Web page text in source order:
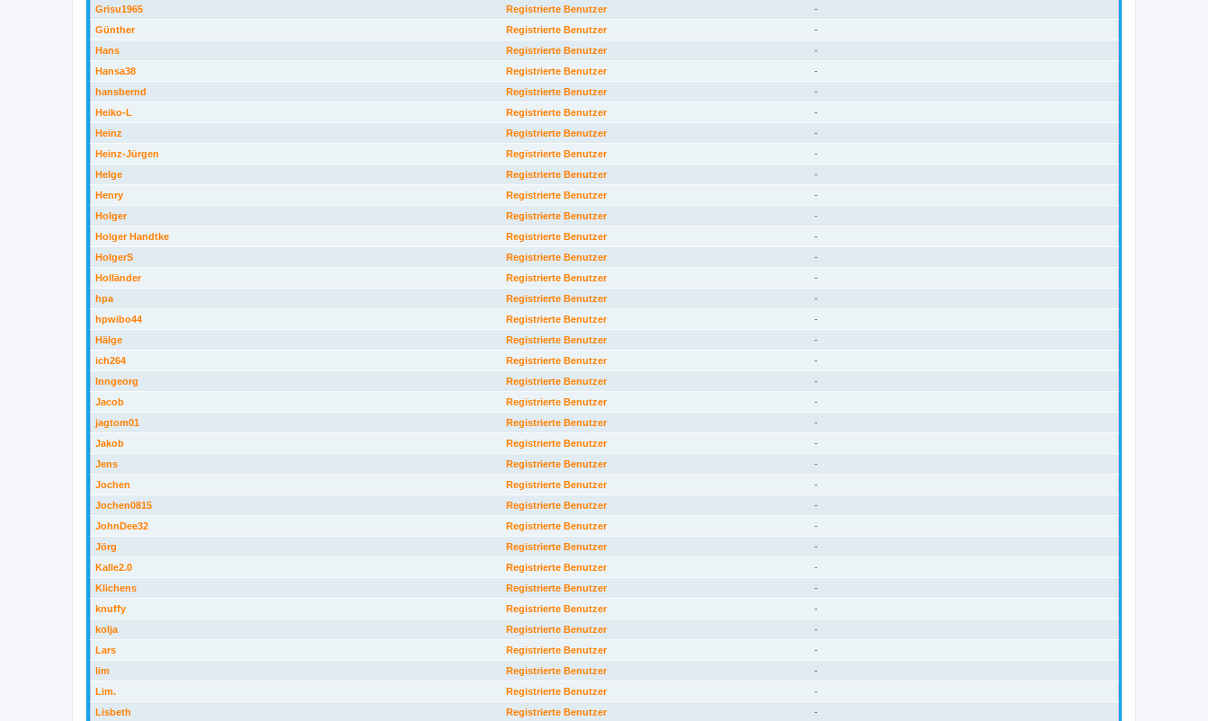
Grisu1965
Registrierte Benutzer
-
Günther
Registrierte Benutzer
-
Hans
Registrierte Benutzer
-
Hansa38
Registrierte Benutzer
-
hansbernd
Registrierte Benutzer
-
Heiko-L
Registrierte Benutzer
-
Heinz
Registrierte Benutzer
-
Heinz-Jürgen
Registrierte Benutzer
-
Helge
Registrierte Benutzer
-
Henry
Registrierte Benutzer
-
Holger
Registrierte Benutzer
-
Holger Handtke
Registrierte Benutzer
-
HolgerS
Registrierte Benutzer
-
Holländer
Registrierte Benutzer
-
hpa
Registrierte Benutzer
-
hpwibo44
Registrierte Benutzer
-
Hälge
Registrierte Benutzer
-
ich264
Registrierte Benutzer
-
Inngeorg
Registrierte Benutzer
-
Jacob
Registrierte Benutzer
-
jagtom01
Registrierte Benutzer
-
Jakob
Registrierte Benutzer
-
Jens
Registrierte Benutzer
-
Jochen
Registrierte Benutzer
-
Jochen0815
Registrierte Benutzer
-
JohnDee32
Registrierte Benutzer
-
Jörg
Registrierte Benutzer
-
Kalle2.0
Registrierte Benutzer
-
Klichens
Registrierte Benutzer
-
knuffy
Registrierte Benutzer
-
kolja
Registrierte Benutzer
-
Lars
Registrierte Benutzer
-
lim
Registrierte Benutzer
-
Lim.
Registrierte Benutzer
-
Lisbeth
Registrierte Benutzer -